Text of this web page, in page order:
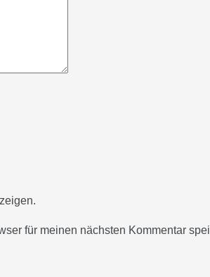
für meinen nächsten Kommentar